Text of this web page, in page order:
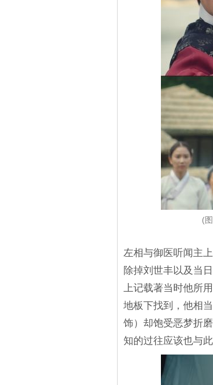
(
左相与御医听闻主
除掉刘世丰以及当
上记载著当时他所
地板下找到，他相
饰）却饱受恶梦折
知的过往应该也与此